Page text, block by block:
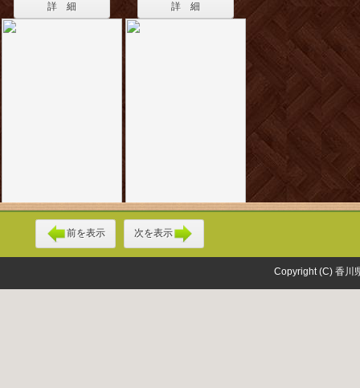
詳 細 詳 細
前を表示 次を表示
Copyright (C) 香川